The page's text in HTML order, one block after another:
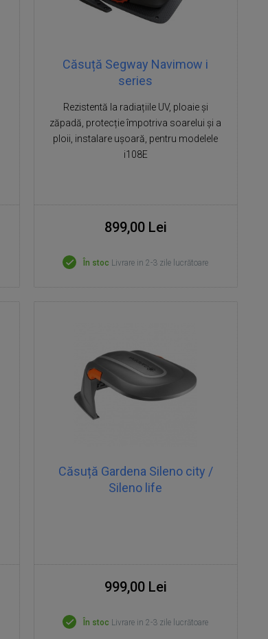
Căsuță Segway Navimow i
series
Rezistentă la radiațiile UV, ploaie și
zăpadă, protecție împotriva soarelui și a
ploii, instalare ușoară, pentru modelele
i108E
899,00 Lei
În stoc Livrare in 2-3 zile lucrătoare
Căsuță Gardena Sileno city /
Sileno life
999,00 Lei
În stoc Livrare in 2-3 zile lucrătoare